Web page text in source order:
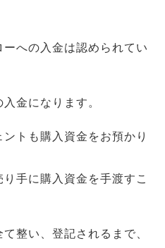
への入金は認められてい
金になります。
トも購入資金をお預かり
手に購入資金を手渡すこ
整い、登記されるまで、